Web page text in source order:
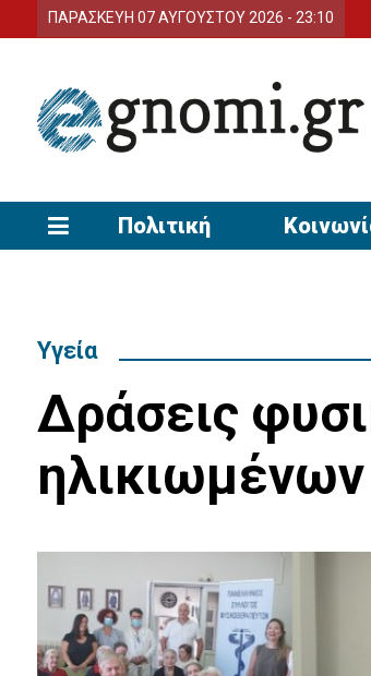
ΠΑΡΑΣΚΕΥΗ 07 ΑΥΓΟΥΣΤΟΥ 2026 - 23:10
Πολιτική
Υγεία
Δράσεις